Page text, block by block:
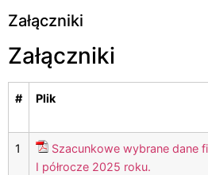
Załączniki
Załączniki
# Plik
1
Szacunkowe wybrane dane
I półrocze 2025 roku.